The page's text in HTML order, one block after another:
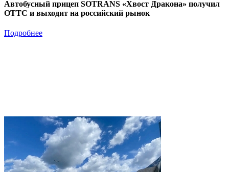
Автобусный прицеп SOTRANS «Хвост Дракона» получил
ОТТС и выходит на российский рынок
Подробнее